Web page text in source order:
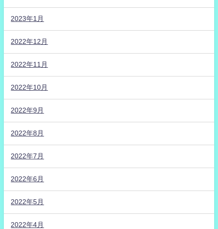
2023年1月
2022年12月
2022年11月
2022年10月
2022年9月
2022年8月
2022年7月
2022年6月
2022年5月
2022年4月